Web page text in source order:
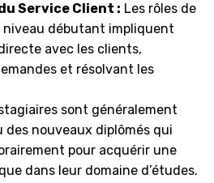
Service Client : Les rôles de
niveau débutant impliquent
avec les clients,
et résolvant les
sont généralement
des nouveaux diplômés qui
pour acquérir une
dans leur domaine d’études.